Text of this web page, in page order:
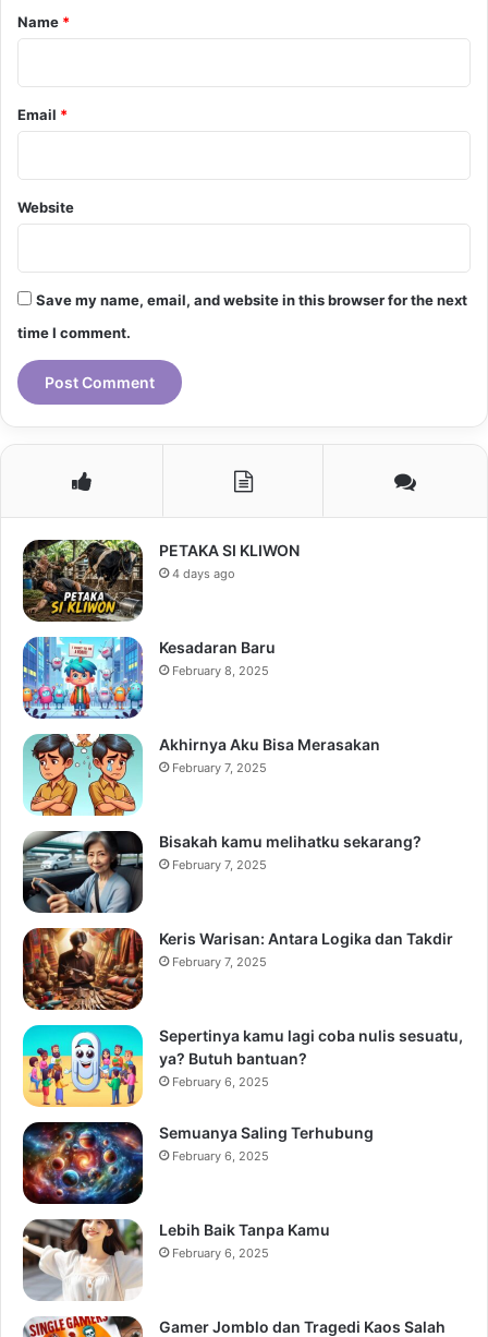
*
Name *
Email *
Website
Save my name, email, and website in this browser for the next
time I comment.
PETAKA SI KLIWON
4 days ago
Kesadaran Baru
February 8, 2025
Akhirnya Aku Bisa Merasakan
February 7, 2025
Bisakah kamu melihatku sekarang?
February 7, 2025
Keris Warisan: Antara Logika dan Takdir
February 7, 2025
Sepertinya kamu lagi coba nulis sesuatu,
ya? Butuh bantuan?
February 6, 2025
Semuanya Saling Terhubung
February 6, 2025
Lebih Baik Tanpa Kamu
February 6, 2025
Gamer Jomblo dan Tragedi Kaos Salah